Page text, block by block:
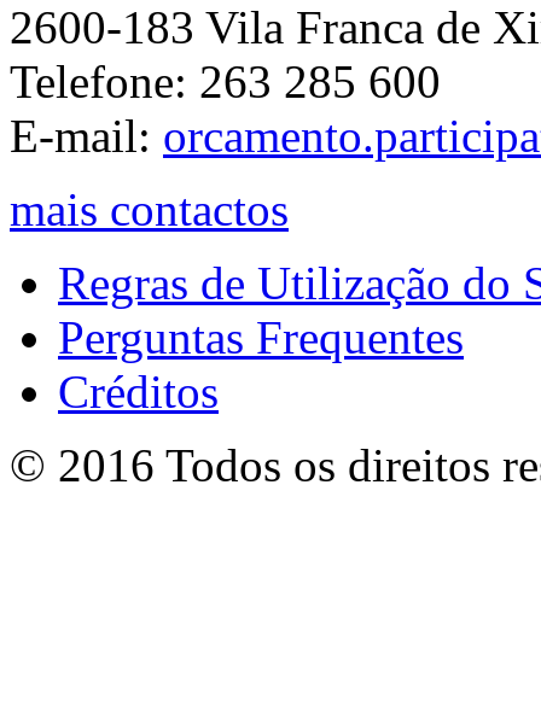
2600-183 Vila Franca de
Telefone: 263 285 600
E-mail:
mais contactos
Regras de Utilização do
Perguntas Frequentes
Créditos
© 2016 Todos os direitos